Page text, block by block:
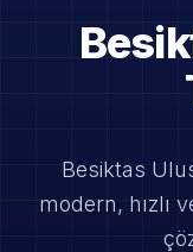
Besiktas
modern, hızlı